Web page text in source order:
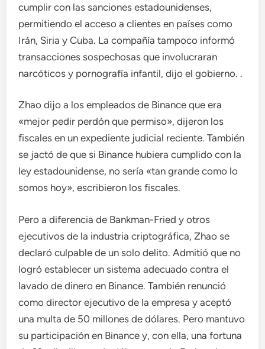
cumplir con las sanciones estadounidenses,
permitiendo el acceso a clientes en países como
Irán, Siria y Cuba. La compañía tampoco informó
transacciones sospechosas que involucraran
narcóticos y pornografía infantil, dijo el gobierno. .
Zhao dijo a los empleados de Binance que era
«mejor pedir perdón que permiso», dijeron los
fiscales en un expediente judicial reciente. También
se jactó de que si Binance hubiera cumplido con la
ley estadounidense, no sería «tan grande como lo
somos hoy», escribieron los fiscales.
Pero a diferencia de Bankman-Fried y otros
ejecutivos de la industria criptográfica, Zhao se
declaró culpable de un solo delito. Admitió que no
logró establecer un sistema adecuado contra el
lavado de dinero en Binance. También renunció
como director ejecutivo de la empresa y aceptó
una multa de 50 millones de dólares. Pero mantuvo
su participación en Binance y, con ella, una fortuna